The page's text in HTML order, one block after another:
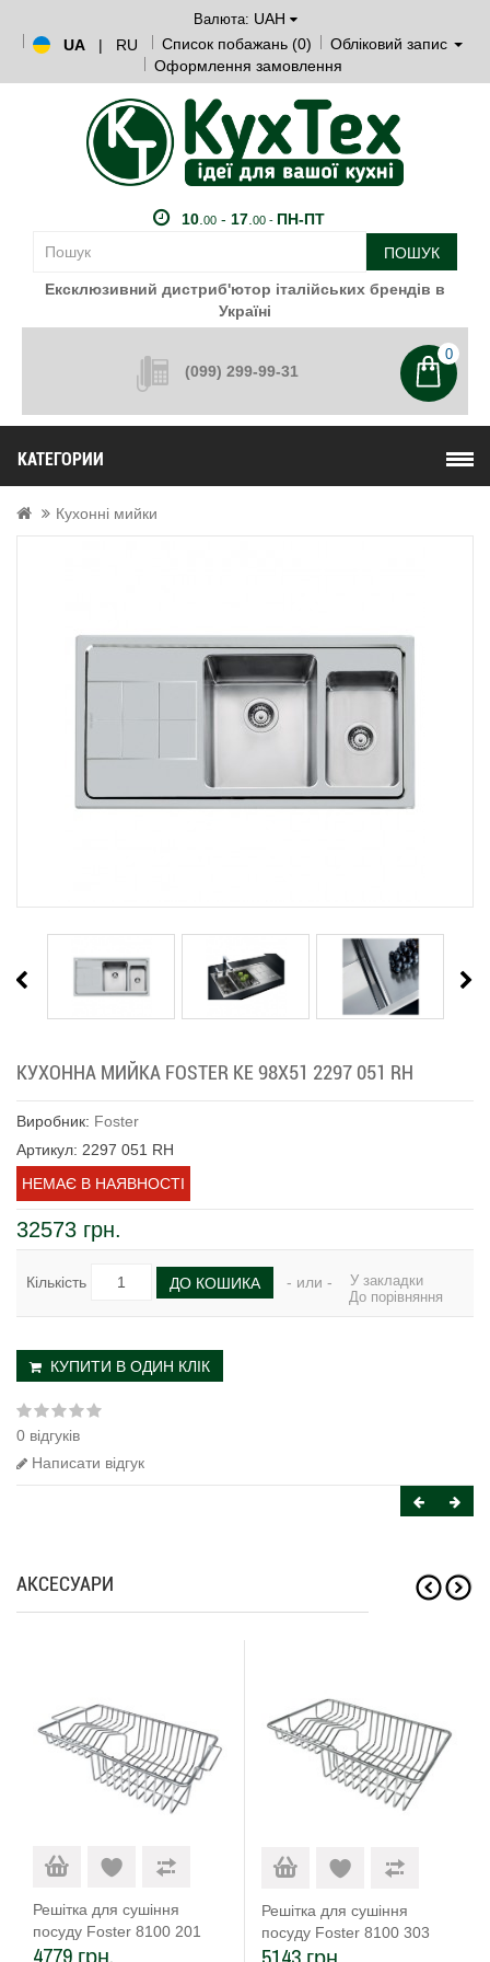
Валюта: UAH
UA
| RU Список побажань (0)
Обліковий запис
Оформлення замовлення
10. 00- 17. 00 - ПН-ПТ
ПОШУК
Ексклюзивний дистриб'ютор італійських брендів в
Україні
(099) 299-99-31
0
КАТЕГОРИИ
Кухонні мийки
КУХОННА МИЙКА FOSTER KE 98Х51 2297 051 RH
Виробник: Foster
Артикул: 2297 051 RH
НЕМАЄ В НАЯВНОСТІ
32573 грн.
Кількість ДО КОШИКА - или -
У закладки
До порівняння
КУПИТИ В ОДИН КЛІК
0 відгуків
Написати відгук
АКСЕСУАРИ
Решітка для сушіння
посуду Foster 8100 201
4779 грн.
Решітка для сушіння
посуду Foster 8100 303